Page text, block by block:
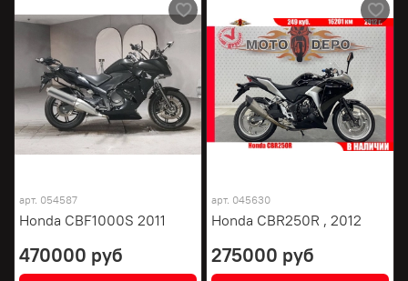
арт. 054587
Honda CBF1000S 2011
470000 руб
арт. 045630
Honda CBR250R , 2012
275000 руб